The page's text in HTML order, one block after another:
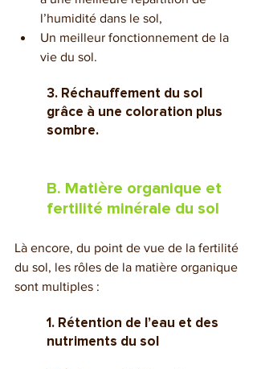
l’humidité dans le sol,
Un meilleur fonctionnement de la
vie du sol.
3. Réchauffement du sol
grâce à une coloration plus
sombre.
B. Matière organique et
fertilité minérale du sol
Là encore, du point de vue de la fertilité
du sol, les rôles de la matière organique
sont multiples :
1. Rétention de l’eau et des
nutriments du sol